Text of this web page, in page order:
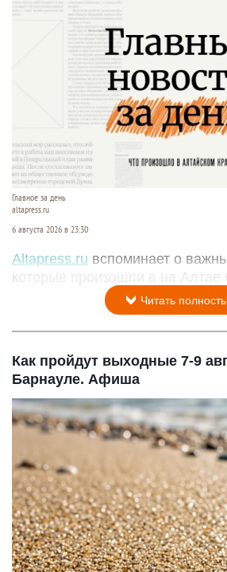
Главное за день
altapress.ru
6 августа 2026 в 23:30
Altapress.ru вспоминает о
которые произошли в на Алтае 6
Читать
Как пройдут выходные 7-9
Барнауле. Афиша